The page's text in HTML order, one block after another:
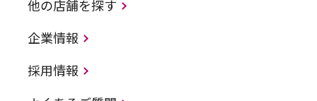
他の店舗を探す
企業情報
採用情報